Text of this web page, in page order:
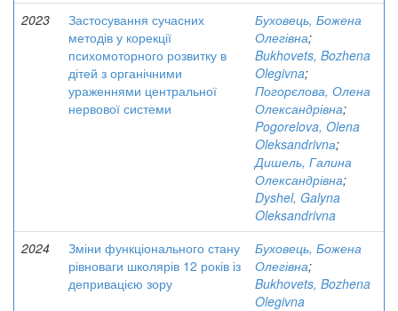
2023
Застосування сучасних
методів у корекції
психомоторного розвитку в
дітей з органічними
ураженнями центральної
нервової системи
Буховець, Божена
Олегівна;
Bukhovets, Bozhena
Olegivna;
Погорєлова, Олена
Олександрівна;
Pogorelova, Olena
Oleksandrivnа;
Дишель, Галина
Олександрівна;
Dyshel, Galyna
Oleksandrivna
2024
Зміни функціонального стану
рівноваги школярів 12 років із
депривацією зору
Буховець, Божена
Олегівна;
Bukhovets, Bozhena
Olegivna